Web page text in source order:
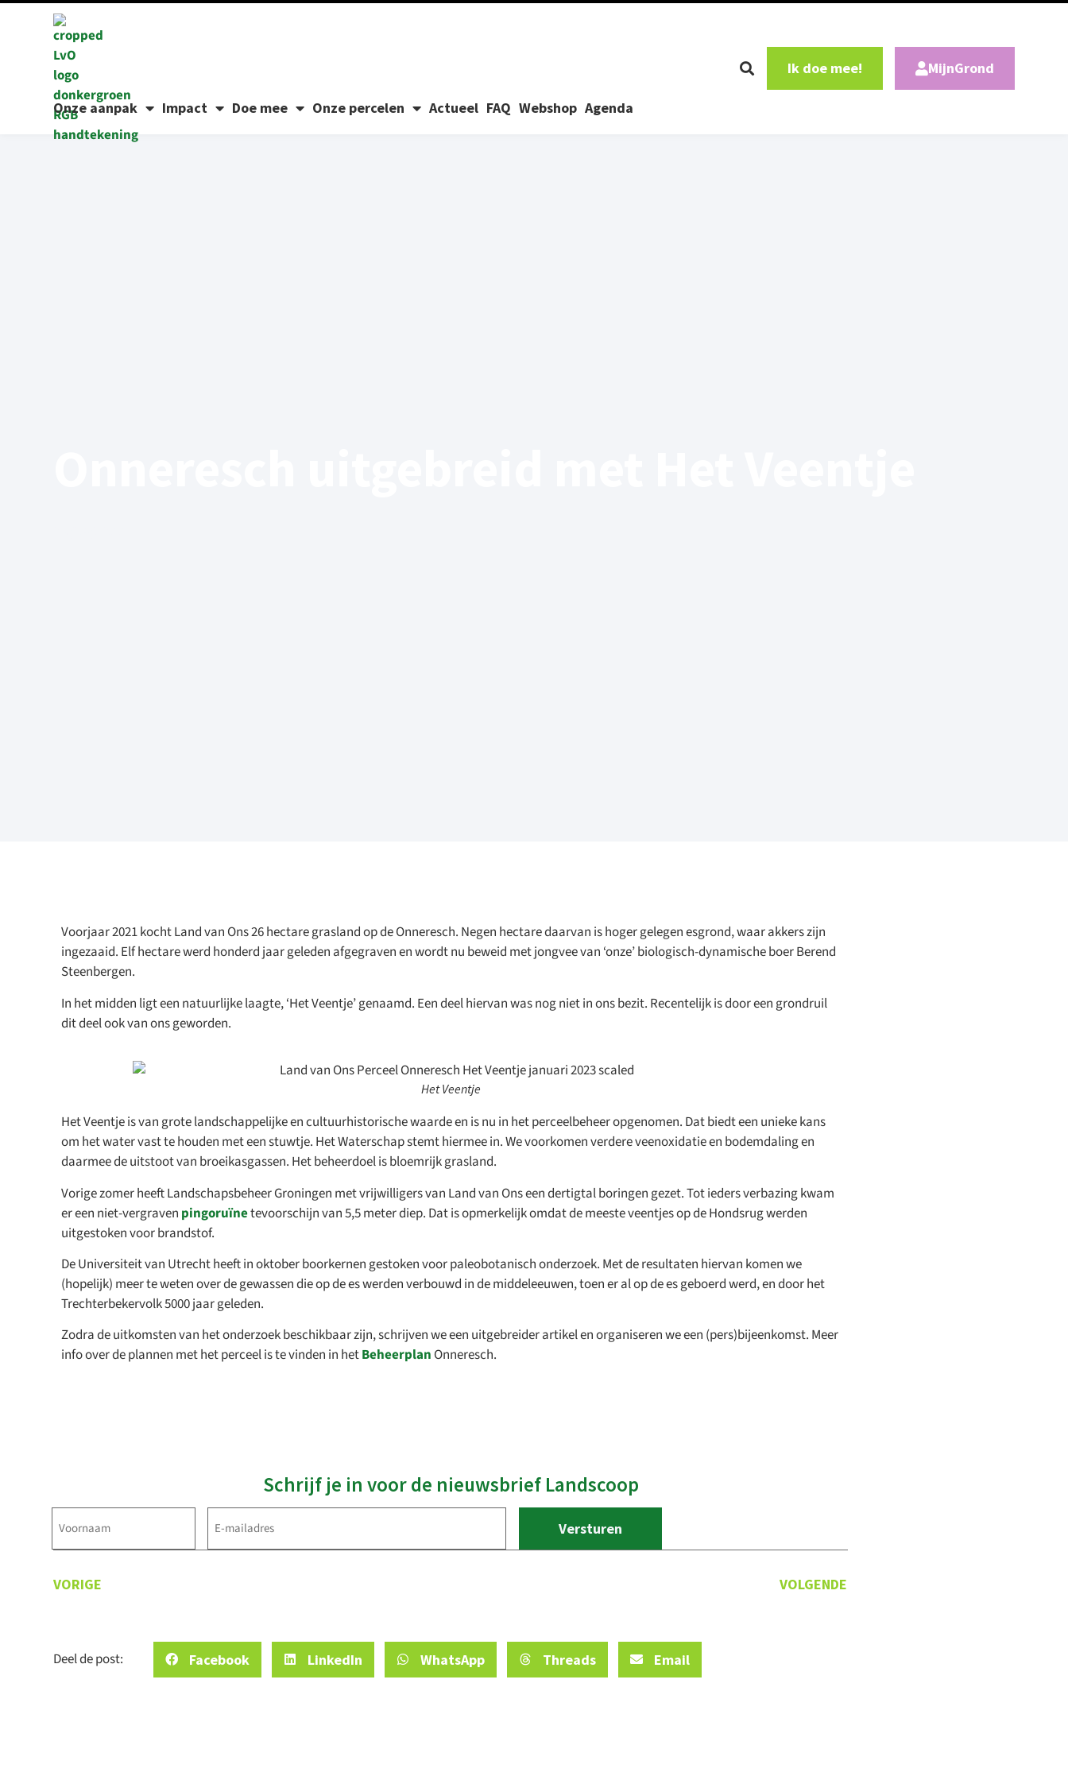
Onze aanpak Impact Doe mee Onze percelen Actueel FAQ Webshop Agenda
Ik doe mee! MijnGrond
Voorjaar 2021 kocht Land van Ons 26 hectare grasland op de Onneresch. Negen hectare daarvan is hoger gelegen esgrond, waar akkers zijn
ingezaaid. Elf hectare werd honderd jaar geleden afgegraven en wordt nu beweid met jongvee van ‘onze’ biologisch-dynamische boer Berend
Steenbergen.
In het midden ligt een natuurlijke laagte, ‘Het Veentje’ genaamd. Een deel hiervan was nog niet in ons bezit. Recentelijk is door een grondruil
dit deel ook van ons geworden.
Het Veentje
Het Veentje is van grote landschappelijke en cultuurhistorische waarde en is nu in het perceelbeheer opgenomen. Dat biedt een unieke kans
om het water vast te houden met een stuwtje. Het Waterschap stemt hiermee in. We voorkomen verdere veenoxidatie en bodemdaling en
daarmee de uitstoot van broeikasgassen. Het beheerdoel is bloemrijk grasland.
Vorige zomer heeft Landschapsbeheer Groningen met vrijwilligers van Land van Ons een dertigtal boringen gezet. Tot ieders verbazing kwam
er een niet-vergraven pingoruïnetevoorschijn van 5,5 meter diep. Dat is opmerkelijk omdat de meeste veentjes op de Hondsrug werden
uitgestoken voor brandstof.
De Universiteit van Utrecht heeft in oktober boorkernen gestoken voor paleobotanisch onderzoek. Met de resultaten hiervan komen we
(hopelijk) meer te weten over de gewassen die op de es werden verbouwd in de middeleeuwen, toen er al op de es geboerd werd, en door het
Trechterbekervolk 5000 jaar geleden.
Zodra de uitkomsten van het onderzoek beschikbaar zijn, schrijven we een uitgebreider artikel en organiseren we een (pers)bijeenkomst. Meer
info over de plannen met het perceel is te vinden in hetBeheerplan Onneresch.
Schrijf je in voor de nieuwsbrief Landscoop
(Vereist)
mailadres
(Vereist)
VORIGE VOLGENDE
Deel de post: Facebook LinkedIn WhatsApp Threads Email
Er staan weer veel Open Perceeldagen gepland. Kom langs voor rondleidingen,
verhalen van pachters en vrijwilligers, en ontdek hoe landbouw en biodiversiteit
Bekijk agenda